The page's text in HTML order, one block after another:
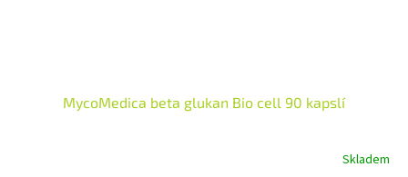
MycoMedica beta glukan Bio cell 90 kapslí
Skladem